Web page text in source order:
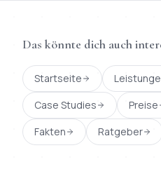
Das könnte dich auch
Startseite
Case Studies
Preise
Fakten
Ratgeber